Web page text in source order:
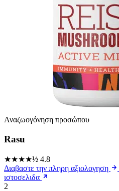
Αναζωογόνηση προσώπου
Rasu
★★★★½ 4.8
Διαβαστε την πληρη αξιολογηση
ιστοσελιδα
2